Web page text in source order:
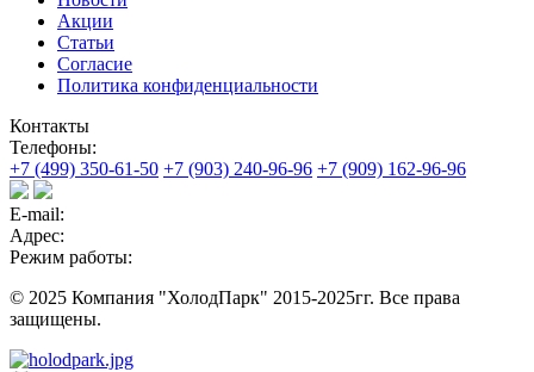
Акции
Статьи
Согласие
Политика конфиденциальности
Контакты
Телефоны:
+7 (499) 350-61-50 +7 (903) 240-96-96 +7 (909) 162-96-96
E-mail:
Адрес:
Режим работы:
© 2025 Компания "ХолодПарк" 2015-2025гг. Все права
защищены.